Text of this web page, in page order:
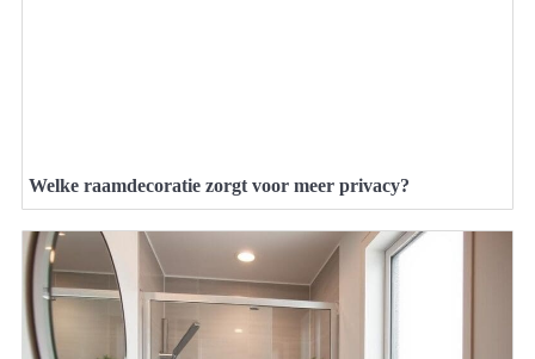
Welke raamdecoratie zorgt voor meer privacy?